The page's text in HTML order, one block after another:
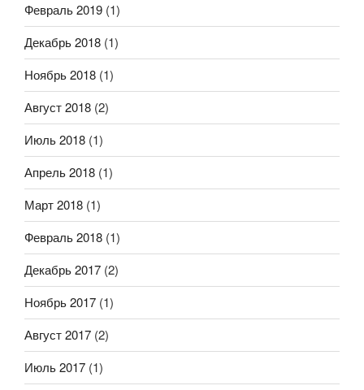
Февраль 2019 (1)
Декабрь 2018 (1)
Ноябрь 2018 (1)
Август 2018 (2)
Июль 2018 (1)
Апрель 2018 (1)
Март 2018 (1)
Февраль 2018 (1)
Декабрь 2017 (2)
Ноябрь 2017 (1)
Август 2017 (2)
Июль 2017 (1)